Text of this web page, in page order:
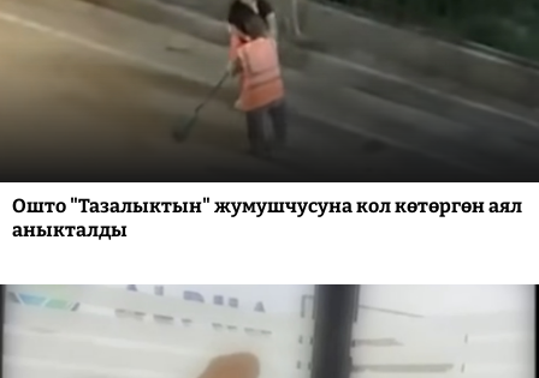
Ошто "Тазалыктын" жумушчусуна кол көтөргөн аял
аныкталды